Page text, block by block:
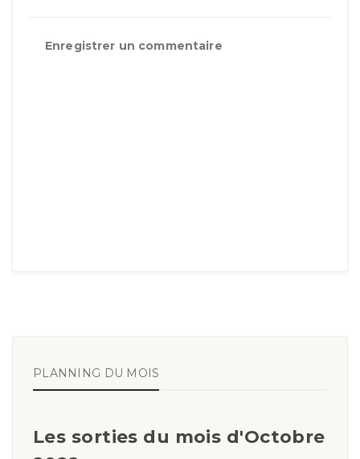
Enregistrer un commentaire
PLANNING DU MOIS
Les sorties du mois d'Octobre